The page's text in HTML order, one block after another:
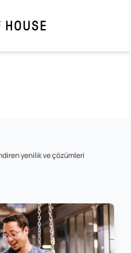
yenilik ve çözümleri